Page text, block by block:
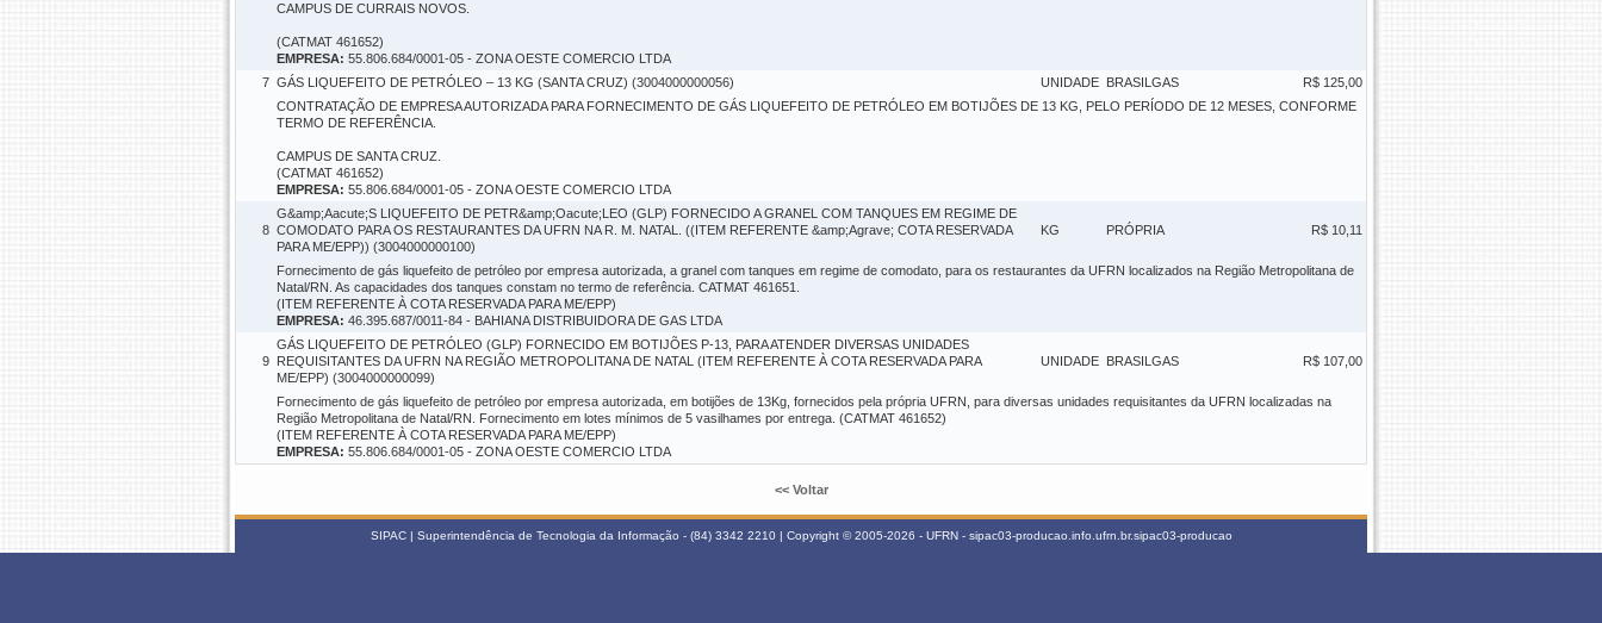
CAMPUS DE CURRAIS NOVOS.
(CATMAT 461652)
EMPRESA: 55.806.684/0001-05 - ZONA OESTE COMERCIO LTDA
7 GÁS LIQUEFEITO DE PETRÓLEO – 13 KG (SANTA CRUZ) (3004000000056) UNIDADE BRASILGAS
R$ 125,00
CONTRATAÇÃO DE EMPRESA AUTORIZADA PARA FORNECIMENTO DE GÁS LIQUEFEITO DE PETRÓLEO EM BOTIJÕES DE 13 KG, PELO PERÍODO DE 12 MESES, CONFORME
TERMO DE REFERÊNCIA.
CAMPUS DE SANTA CRUZ.
(CATMAT 461652)
EMPRESA: 55.806.684/0001-05 - ZONA OESTE COMERCIO LTDA
8
G&amp;Aacute;S LIQUEFEITO DE PETR&amp;Oacute;LEO (GLP) FORNECIDO A GRANEL COM TANQUES EM REGIME DE
COMODATO PARA OS RESTAURANTES DA UFRN NA R. M. NATAL. ((ITEM REFERENTE &amp;Agrave; COTA RESERVADA
PARA ME/EPP)) (3004000000100)
KG PRÓPRIA R$ 10,11
Fornecimento de gás liquefeito de petróleo por empresa autorizada, a granel com tanques em regime de comodato, para os restaurantes da UFRN localizados na Região Metropolitana de
Natal/RN. As capacidades dos tanques constam no termo de referência. CATMAT 461651.
(ITEM REFERENTE À COTA RESERVADA PARA ME/EPP)
EMPRESA: 46.395.687/0011-84 - BAHIANA DISTRIBUIDORA DE GAS LTDA
9
GÁS LIQUEFEITO DE PETRÓLEO (GLP) FORNECIDO EM BOTIJÕES P-13, PARA ATENDER DIVERSAS UNIDADES
REQUISITANTES DA UFRN NA REGIÃO METROPOLITANA DE NATAL (ITEM REFERENTE À COTA RESERVADA PARA
ME/EPP) (3004000000099)
UNIDADE BRASILGAS R$ 107,00
Fornecimento de gás liquefeito de petróleo por empresa autorizada, em botijões de 13Kg, fornecidos pela própria UFRN, para diversas unidades requisitantes da UFRN localizadas na
Região Metropolitana de Natal/RN. Fornecimento em lotes mínimos de 5 vasilhames por entrega. (CATMAT 461652)
(ITEM REFERENTE À COTA RESERVADA PARA ME/EPP)
EMPRESA: 55.806.684/0001-05 - ZONA OESTE COMERCIO LTDA
<< Voltar
SIPAC | Superintendência de Tecnologia da Informação - (84) 3342 2210 | Copyright © 2005-2026 - UFRN - sipac03-producao.info.ufrn.br.sipac03-producao